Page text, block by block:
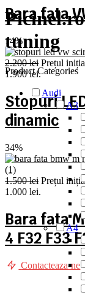
Bara fata
14%
2.200lei Prețul
1.900 lei.
Stopuri
dinamic
34%
1.500lei Prețul
1.000 lei.
Bara fata
4 F32 F33
Contacteaza-ne
tuning
Product Categories
Audi
A3
A4